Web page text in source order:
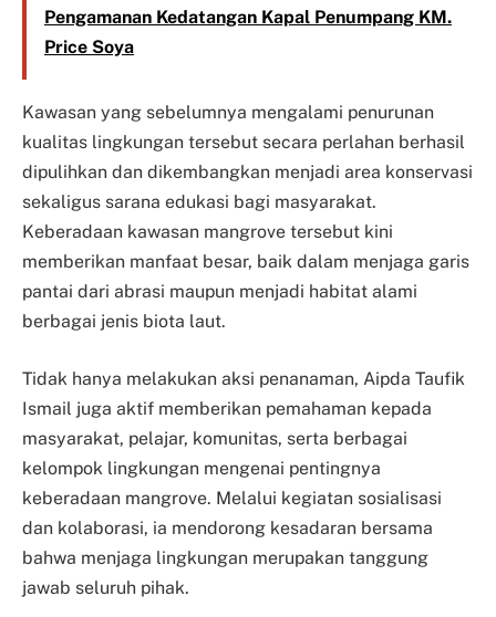
Pengamanan Kedatangan Kapal Penumpang KM.
Price Soya
Kawasan yang sebelumnya mengalami penurunan
kualitas lingkungan tersebut secara perlahan berhasil
dipulihkan dan dikembangkan menjadi area konservasi
sekaligus sarana edukasi bagi masyarakat.
Keberadaan kawasan mangrove tersebut kini
memberikan manfaat besar, baik dalam menjaga garis
pantai dari abrasi maupun menjadi habitat alami
berbagai jenis biota laut.
Tidak hanya melakukan aksi penanaman, Aipda Taufik
Ismail juga aktif memberikan pemahaman kepada
masyarakat, pelajar, komunitas, serta berbagai
kelompok lingkungan mengenai pentingnya
keberadaan mangrove. Melalui kegiatan sosialisasi
dan kolaborasi, ia mendorong kesadaran bersama
bahwa menjaga lingkungan merupakan tanggung
jawab seluruh pihak.